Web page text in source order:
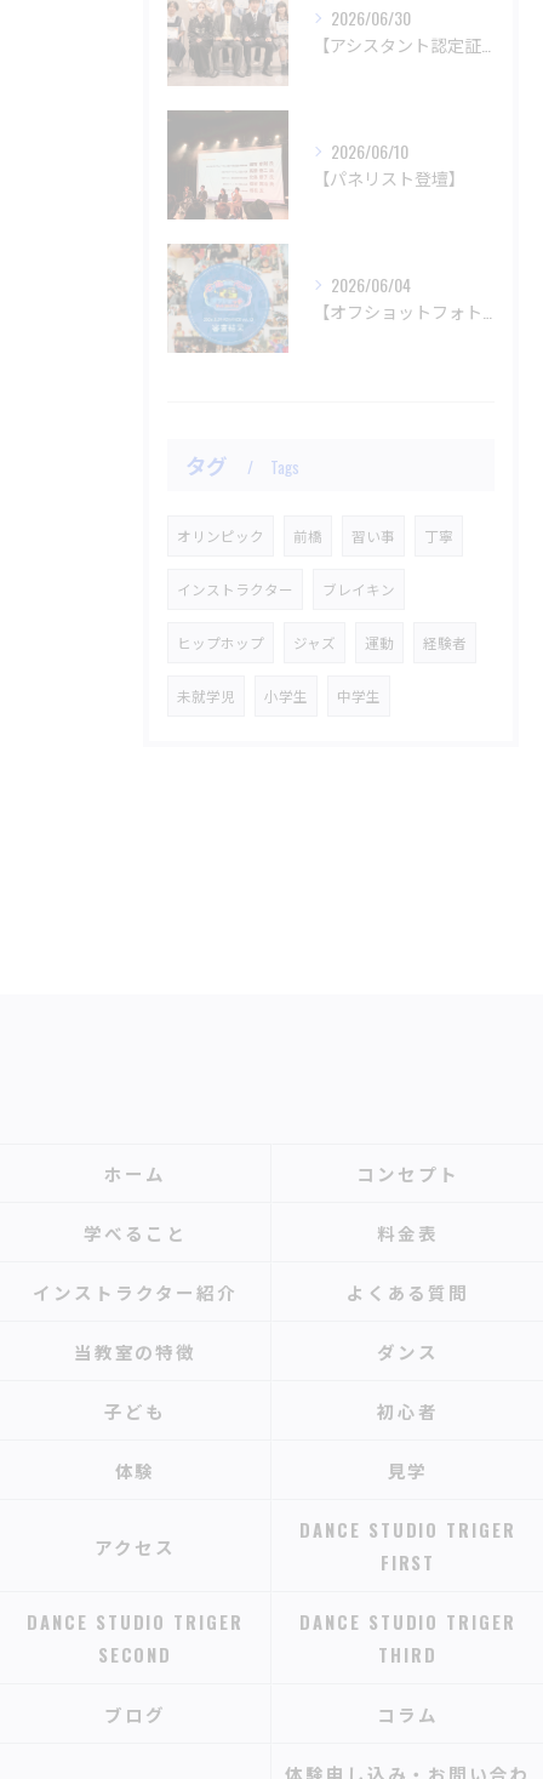
2026/06/30
【アシスタント認定証授与式】
2026/06/10
【パネリスト登壇】
2026/06/04
【オフショットフォトコンテスト審査結果】
タグ Tags
オリンピック 前橋 習い事 丁寧
インストラクター ブレイキン
ヒップホップ ジャズ 運動 経験者
未就学児 小学生 中学生
ホーム コンセプト
学べること 料金表
インストラクター紹介 よくある質問
当教室の特徴 ダンス
子ども 初心者
体験 見学
アクセス
DANCE STUDIO TRIGER
FIRST
DANCE STUDIO TRIGER
SECOND
DANCE STUDIO TRIGER
THIRD
ブログ コラム
体験申し込み・お問い合わ